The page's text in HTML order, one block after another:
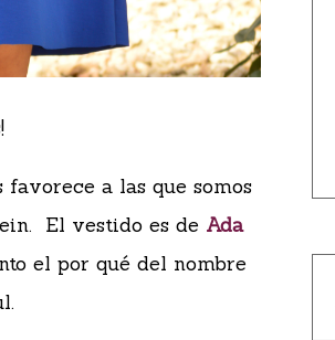
favorece a las que somos
El vestido es de Ada
el por qué del nombre